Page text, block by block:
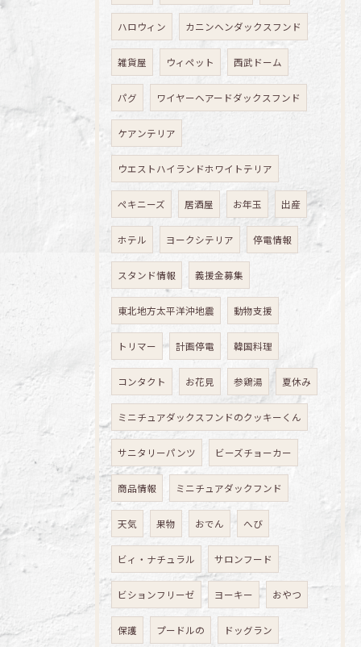
ハロウィン カニンヘンダックスフンド
雑貨屋 ウィペット 西武ドーム
パグ ワイヤーヘアードダックスフンド
ケアンテリア
ウエストハイランドホワイトテリア
ペキニーズ 居酒屋 お年玉 出産
ホテル ヨークシテリア 停電情報
スタンド情報 義援金募集
東北地方太平洋沖地震 動物支援
トリマー 計画停電 韓国料理
コンタクト お花見 参鶏湯 夏休み
ミニチュアダックスフンドのクッキーくん
サニタリーパンツ ビーズチョーカー
商品情報 ミニチュアダックフンド
天気 果物 おでん へび
ビィ・ナチュラル サロンフード
ビションフリーゼ ヨーキー おやつ
保護 プードルの ドッグラン